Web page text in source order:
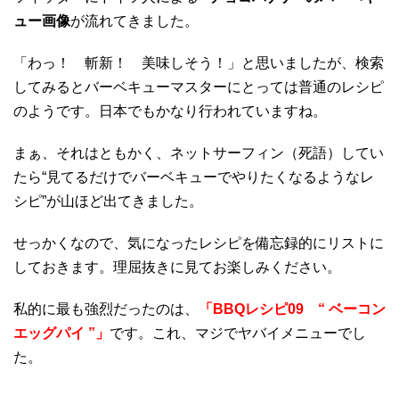
ュー画像が流れてきました。
「わっ！ 斬新！ 美味しそう！」と思いましたが、検索
してみるとバーベキューマスターにとっては普通のレシピ
のようです。日本でもかなり行われていますね。
まぁ、それはともかく、ネットサーフィン（死語）してい
たら“見てるだけでバーベキューでやりたくなるようなレ
シピ”が山ほど出てきました。
せっかくなので、気になったレシピを備忘録的にリストに
しておきます。理屈抜きに見てお楽しみください。
私的に最も強烈だったのは、
「BBQレシピ09 “ ベーコン
エッグパイ ”」 です。これ、マジでヤバイメニューでし
た。